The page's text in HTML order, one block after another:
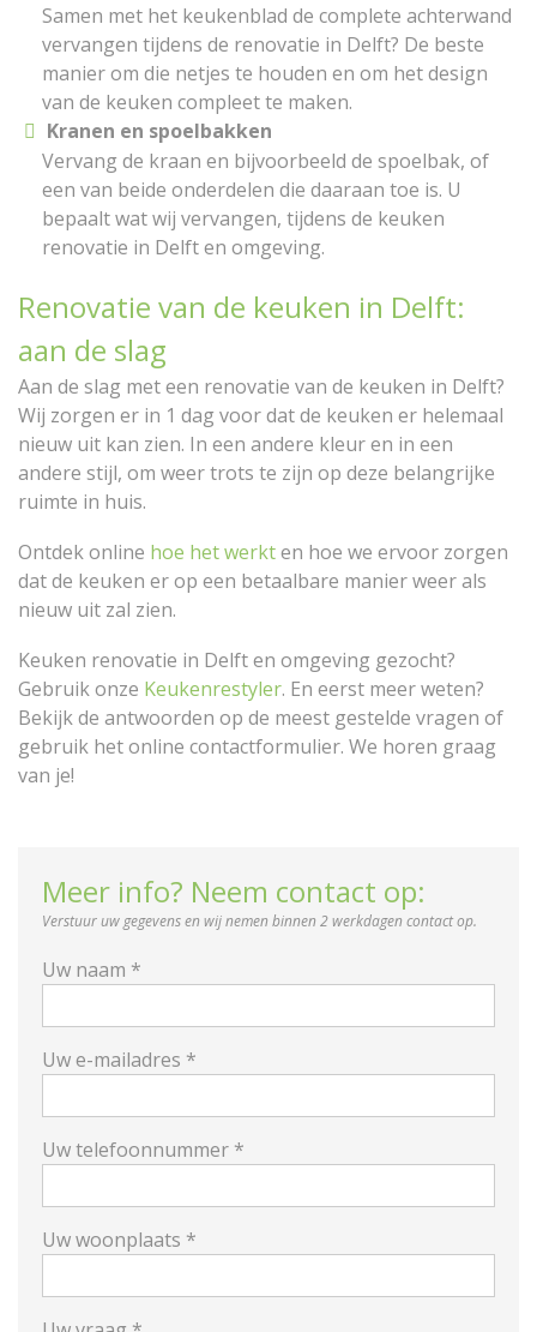
Samen met het keukenblad de complete achterwand
vervangen tijdens de renovatie in Delft? De beste
manier om die netjes te houden en om het design
van de keuken compleet te maken.
Kranen en spoelbakken
Vervang de kraan en bijvoorbeeld de spoelbak, of
een van beide onderdelen die daaraan toe is. U
bepaalt wat wij vervangen, tijdens de keuken
renovatie in Delft en omgeving.
Renovatie van de keuken in Delft:
aan de slag
Aan de slag met een renovatie van de keuken in Delft?
Wij zorgen er in 1 dag voor dat de keuken er helemaal
nieuw uit kan zien. In een andere kleur en in een
andere stijl, om weer trots te zijn op deze belangrijke
ruimte in huis.
Ontdek online hoe het werkten hoe we ervoor zorgen
dat de keuken er op een betaalbare manier weer als
nieuw uit zal zien.
Keuken renovatie in Delft en omgeving gezocht?
Gebruik onze Keukenrestyler. En eerst meer weten?
Bekijk de antwoorden op de meest gestelde vragen of
gebruik het online contactformulier. We horen graag
van je!
Meer info? Neem contact op:
Verstuur uw gegevens en wij nemen binnen 2 werkdagen contact op.
Uw naam *
Uw e-mailadres *
Uw telefoonnummer *
Uw woonplaats *